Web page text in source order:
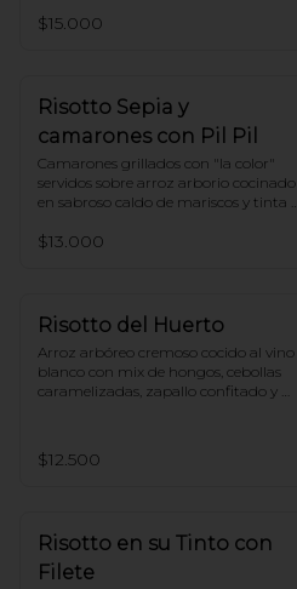
pimientos.
$15.000
Risotto Sepia y
camarones con Pil Pil
Camarones grillados con "la color"
servidos sobre arroz arborio cocinado
en sabroso caldo de mariscos y tinta
salsa de pil pil con gotas de aceite de
$13.000
Risotto del Huerto
Arroz arbóreo cremoso cocido al vino
blanco con mix de hongos, cebollas
caramelizadas, zapallo confitado y
$12.500
Risotto en su Tinto con
Filete